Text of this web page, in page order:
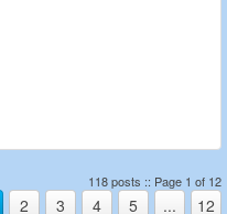
118 posts :: Page 1 of 12
2 3 4 5 ... 12